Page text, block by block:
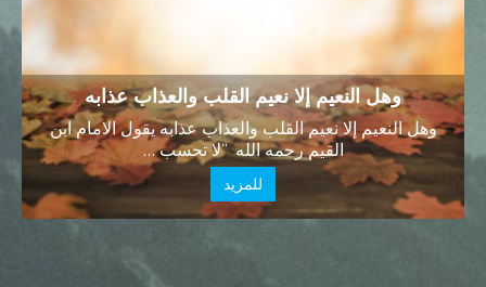
وهل النعيم إلا نعيم القلب والعذاب عذابه
وهل النعيم إلا نعيم القلب والعذاب عذابه يقول الامام ابن
القيم رحمه الله “لا تحسب …
للمزيد